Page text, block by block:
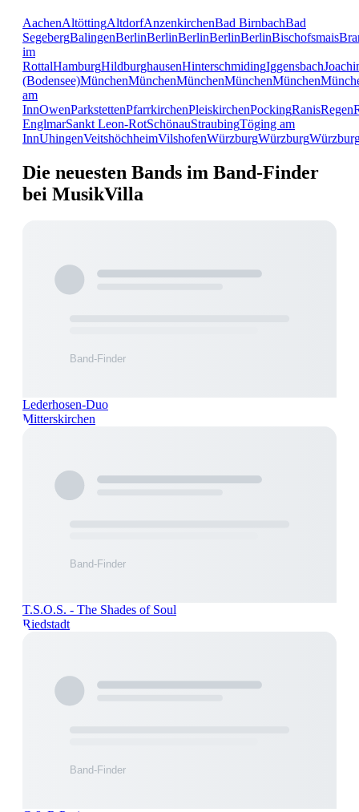
AachenAltöttingAltdorfAnzenkirchenBad BirnbachBad
SegebergBalingenBerlinBerlinBerlinBerlinBerlinBischofsmais
im
RottalHamburgHildburghausenHinterschmidingIggensbach
(Bodensee)MünchenMünchenMünchenMünchenMünchen
am
InnOwenParkstettenPfarrkirchenPleiskirchenPockingRanisRegen
EnglmarSankt Leon-RotSchönauStraubingTöging am
InnUhingenVeitshöchheimVilshofenWürzburgWürzburg
Die neuesten Bands im Band-Finder
bei MusikVilla
Lederhosen-Duo
Mitterskirchen
T.S.O.S. - The Shades of Soul
Riedstadt